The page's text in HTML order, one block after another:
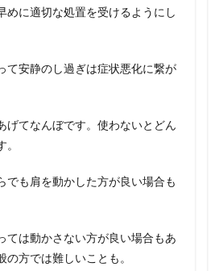
めに適切な処置を受けるようにし
て安静のし過ぎは症状悪化に繋が
げてなんぼです。使わないとどん
でも肩を動かした方が良い場合も
ては動かさない方が良い場合もあ
の方では難しいことも。